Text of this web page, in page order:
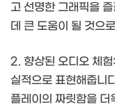
고 선명한 그래픽을
데 큰 도움이 될 것으
2. 향상된 오디오 체
실적으로 표현해줍니
플레이의 짜릿함을 더